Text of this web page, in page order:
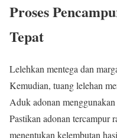
Proses
Tepat
Lelehkan mentega dan
Kemudian, tuang lelehan
Aduk adonan
Pastikan adonan tercampur
menentukan kelembutan